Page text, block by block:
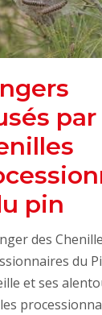
par
pin
des
du
et ses